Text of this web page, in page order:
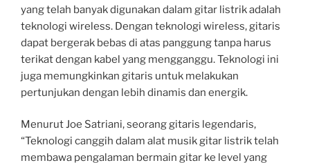
yang telah banyak digunakan dalam gitar listrik adalah
teknologi wireless. Dengan teknologi wireless, gitaris
dapat bergerak bebas di atas panggung tanpa harus
terikat dengan kabel yang mengganggu. Teknologi ini
juga memungkinkan gitaris untuk melakukan
pertunjukan dengan lebih dinamis dan energik.
Menurut Joe Satriani, seorang gitaris legendaris,
“Teknologi canggih dalam alat musik gitar listrik telah
membawa pengalaman bermain gitar ke level yang